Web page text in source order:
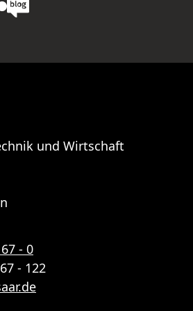
und Wirtschaft
- 0
- 122
.de